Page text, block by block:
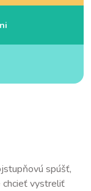
spúšť,
chcieť vystreliť